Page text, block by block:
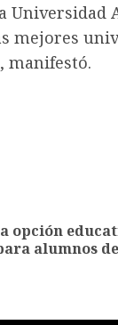
mejores
manifestó.
opción
alumnos